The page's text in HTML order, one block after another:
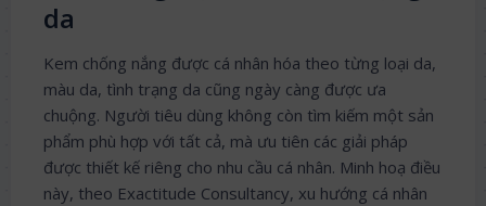
da
Kem chống nắng được cá nhân hóa theo từng loại da,
màu da, tình trạng da cũng ngày càng được ưa
chuộng. Người tiêu dùng không còn tìm kiếm một sản
phẩm phù hợp với tất cả, mà ưu tiên các giải pháp
được thiết kế riêng cho nhu cầu cá nhân. Minh hoạ điều
này, theo Exactitude Consultancy, xu hướng cá nhân